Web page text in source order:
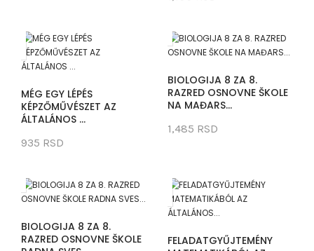
MÉG EGY LÉPÉS
KÉPZŐMŰVÉSZET AZ
ÁLTALÁNOS ...
935 RSD
BIOLOGIJA 8 ZA 8.
RAZRED OSNOVNE ŠKOLE
NA MAĐARS...
1,485 RSD
BIOLOGIJA 8 ZA 8.
RAZRED OSNOVNE ŠKOLE
FELADATGYŰJTEMÉNY